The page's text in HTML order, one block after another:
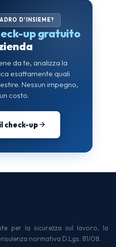
D'INSIEME?
up gratuito
da te, analizza la
esattamente quali
Nessun impegno,
costo.
check-up
per la sicurezza sul lavoro, la
normativa D.Lgs. 81/08.